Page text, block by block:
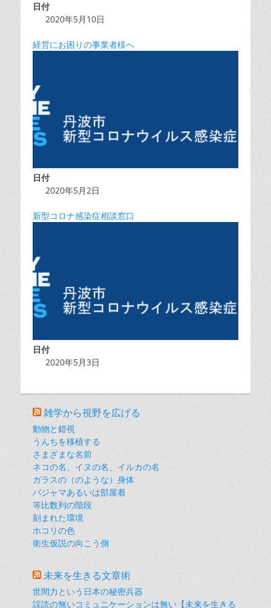
日付
2020年5月10日
経営にお困りの事業者様へ
日付
2020年5月2日
新型コロナ感染症相談窓口
日付
2020年5月3日
雑学から視野を広げる
動物と錯視
うんちを移植する
さまざまな名前
ネコの名、イヌの名、イルカの名
ガラスの（のような）身体
パジャマあるいは部屋着
等比数列の階段
刻まれた環境
ホコリの色
衛生仮説の向こう側
未来を生きる文章術
世間力という日本の秘密兵器
誤読の無いコミュニケーションは無い【未来を生きる